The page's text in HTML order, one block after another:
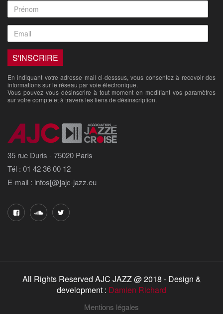
En indiquant votre adresse mail ci-desssus, vous consentez à recevoir des
informations sur le réseau par voie électronique.
Vous pouvez vous désinscrire à tout moment en modifiant vos paramètres
sur votre compte et à travers les liens de désinscription.
35 rue Duris - 75020 Paris
Tél : 01 42 36 00 12
E-mail : infos[@]ajc-jazz.eu
All Rights Reserved AJC JAZZ @ 2018 - Design &
development : Damien Richard
Mentions légales